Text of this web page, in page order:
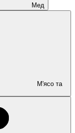
Мед
М'ясо та